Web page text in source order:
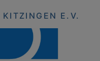
KITZINGEN E.V.